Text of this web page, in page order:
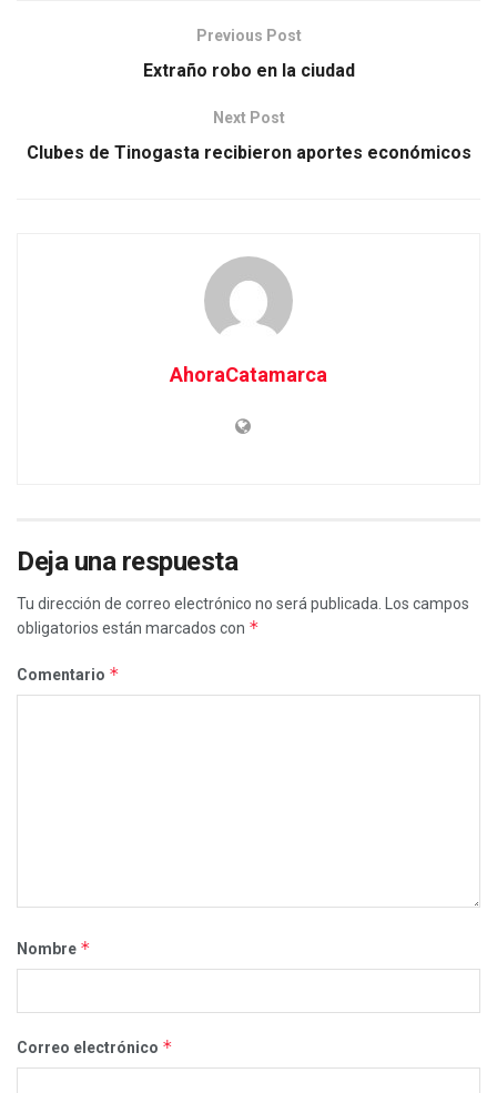
Previous Post
Extraño robo en la ciudad
Next Post
Clubes de Tinogasta recibieron aportes económicos
AhoraCatamarca
Deja una respuesta
Tu dirección de correo electrónico no será publicada. Los campos
obligatorios están marcados con *
Comentario *
Nombre *
Correo electrónico *